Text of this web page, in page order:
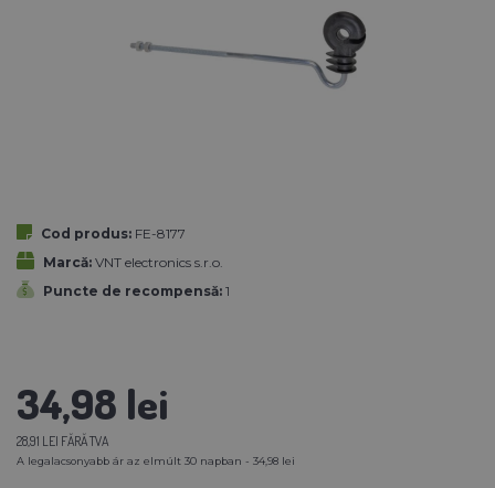
Cod produs: FE-8177
Marcă: VNT electronics s.r.o.
Puncte de recompensă: 1
34,98 lei
28,91 LEI FĂRĂ TVA
A legalacsonyabb ár az elmúlt 30 napban - 34,98 lei